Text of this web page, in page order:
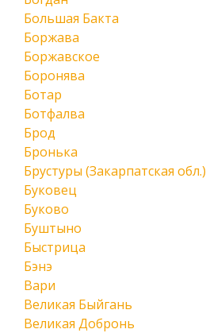
Большая Бакта
Боржава
Боржавское
Боронява
Ботар
Ботфалва
Брод
Бронька
Брустуры (Закарпатская обл.)
Буковец
Буково
Буштыно
Быстрица
Бэнэ
Вари
Великая Быйгань
Великая Добронь